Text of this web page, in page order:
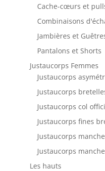
Cache-cœurs et
Combinaisons
Jambières et
Pantalons et Shorts
Justaucorps Femmes
Justaucorps
Justaucorps
Justaucorps col
Justaucorps fines
Justaucorps
Justaucorps
Les hauts